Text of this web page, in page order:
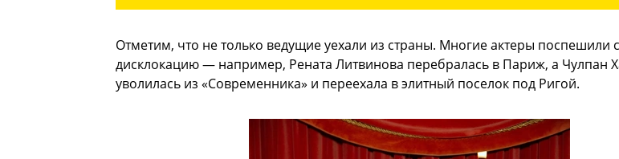
Отметим, что не только ведущие уехали из страны. Многие актеры поспешили
дисклокацию — например, Рената Литвинова перебралась в Париж, а Чулпан
уволилась из «Современника» и переехала в элитный поселок под Ригой.